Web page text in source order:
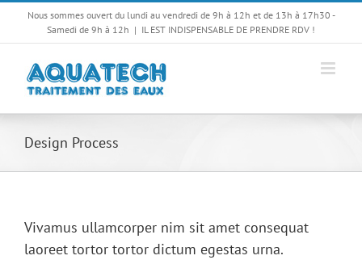
Passer
contenu
Nous sommes ouvert du lundi au vendredi de 9h à 12h et de 13h à 17h30 -
Samedi de 9h à 12h | IL EST INDISPENSABLE DE PRENDRE RDV !
Design Process
Vivamus ullamcorper nim sit amet consequat
laoreet tortor tortor dictum egestas urna.